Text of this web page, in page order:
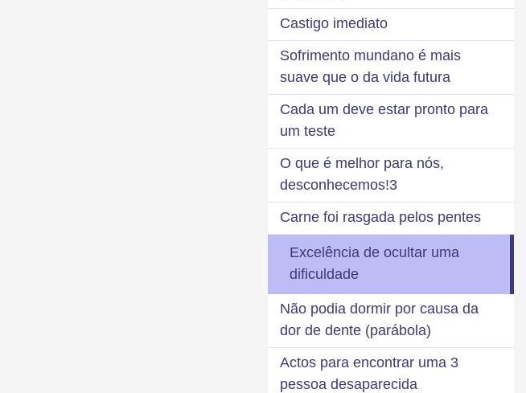
Castigo imediato
Sofrimento mundano é mais
suave que o da vida futura
Cada um deve estar pronto para
um teste
O que é melhor para nós,
desconhecemos!3
Carne foi rasgada pelos pentes
Excelência de ocultar uma
dificuldade
Não podia dormir por causa da
dor de dente (parábola)
3 Actos para encontrar uma
pessoa desaparecida